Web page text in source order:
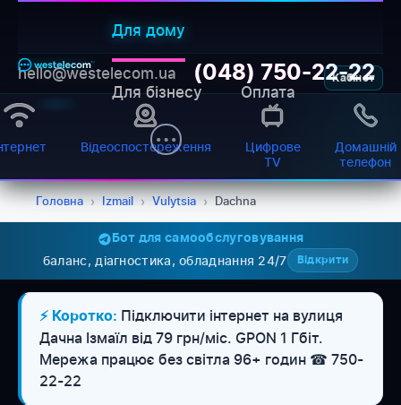
Для дому
Для бізнесу Оплата
Кабінет
hello@westelecom.ua (048) 750-22-22
Відеоспостереження
Цифрове
TV
Домашній
телефон
Головна › Izmail › Vulytsia › Dachna
Бот для самообслуговування
баланс, діагностика, обладнання 24/7 Відкрити
⚡ Коротко: Підключити інтернет на вулиця
Дачна Ізмаїл від 79 грн/міс. GPON 1 Гбіт.
Мережа працює без світла 96+ годин ☎ 750-
22-22
WESTELECOM
Онлайн-підтримка